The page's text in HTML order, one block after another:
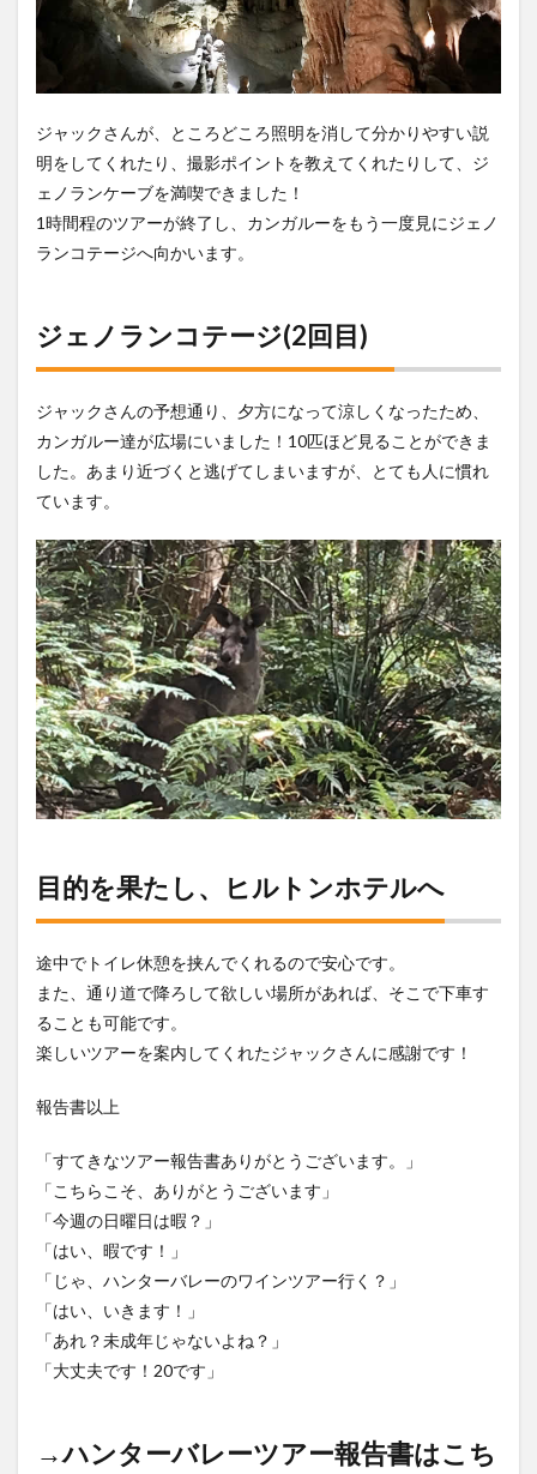
ジャックさんが、ところどころ照明を消して分かりやすい説
明をしてくれたり、撮影ポイントを教えてくれたりして、ジ
ェノランケーブを満喫できました！
1時間程のツアーが終了し、カンガルーをもう一度見にジェノ
ランコテージへ向かいます。
ジェノランコテージ(2回目)
ジャックさんの予想通り、夕方になって涼しくなったため、
カンガルー達が広場にいました！10匹ほど見ることができま
した。あまり近づくと逃げてしまいますが、とても人に慣れ
ています。
目的を果たし、ヒルトンホテルへ
途中でトイレ休憩を挟んでくれるので安心です。
また、通り道で降ろして欲しい場所があれば、そこで下車す
ることも可能です。
楽しいツアーを案内してくれたジャックさんに感謝です！
報告書以上
「すてきなツアー報告書ありがとうございます。」
「こちらこそ、ありがとうございます」
「今週の日曜日は暇？」
「はい、暇です！」
「じゃ、ハンターバレーのワインツアー行く？」
「はい、いきます！」
「あれ？未成年じゃないよね？」
「大丈夫です！20です」
→ハンターバレーツアー報告書はこち